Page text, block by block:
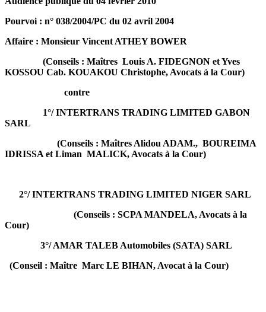
Pourvoi : n° 038/2004/PC du 02 avril 2004
Affaire : Monsieur Vincent ATHEY BOWER
(Conseils : Maîtres Louis A. FIDEGNON et Yves
KOSSOU Cab. KOUAKOU Christophe, Avocats à la Cour)
contre
1°/ INTERTRANS TRADING LIMITED GABON
SARL
(Conseils : Maîtres Alidou ADAM., BOUREIMA
IDRISSA et Liman MALICK, Avocats à la Cour)
2°/INTERTRANS TRADING LIMITED NIGER SARL
(Conseils : SCPA MANDELA, Avocats à la
Cour)
3°/ AMAR TALEB Automobiles (SATA) SARL
(Conseil : Maître Marc LE BIHAN, Avocat à la Cour)